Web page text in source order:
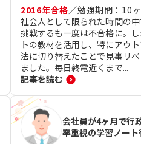
2016年合格／勉強期間： 10
社会人として限られた時間の
挑戦するも一度は不合格に。
トの教材を活用し、特にアウ
法に切り替えたことで見事リ
ました。毎日終電近くまで...
記事を読む
会社員が4ヶ月で行
率重視の学習ノー